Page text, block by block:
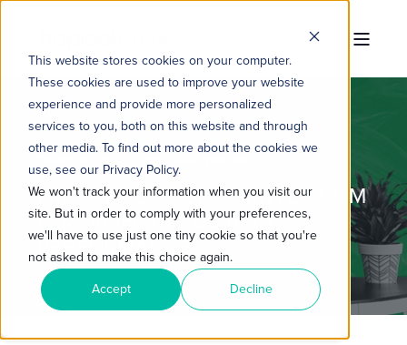
This website stores cookies on your computer.
These cookies are used to improve your website
experience and provide more personalized
services to you, both on this website and through
other media. To find out more about the cookies we
use, see our Privacy Policy.
We won't track your information when you visit our
site. But in order to comply with your preferences,
we'll have to use just one tiny cookie so that you're
not asked to make this choice again.
Accept Decline
PROSPECÇÃO DE CLIENTES COM
FERRAMENTAS DE ALTA
PERFORMANCE